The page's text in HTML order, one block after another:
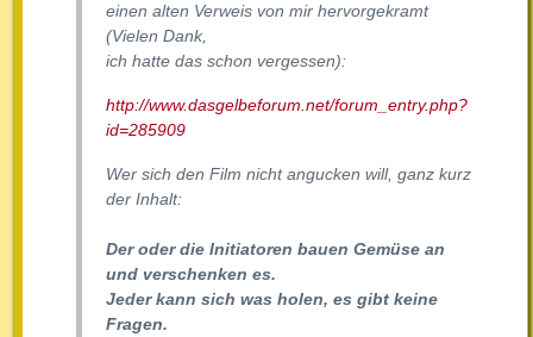
einen alten Verweis von mir hervorgekramt
(Vielen Dank,
ich hatte das schon vergessen):
http://www.dasgelbeforum.net/forum_entry.php?
id=285909
Wer sich den Film nicht angucken will, ganz kurz
der Inhalt:
Der oder die Initiatoren bauen Gemüse an
und verschenken es.
Jeder kann sich was holen, es gibt keine
Fragen.